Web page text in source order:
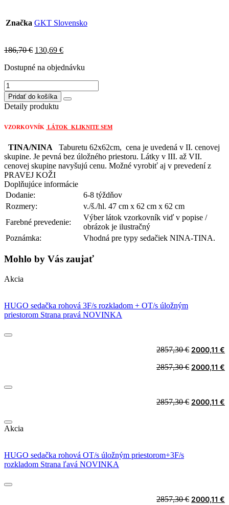
Značka GKT Slovensko
186,70€ Original
was:
130,69 €Current
is:
Dostupné na objednávku
množstvo
NINA
taburetka
pevná
Pridať do košíka
Detaily produktu
VZORKOVNÍK LÁTOK KLIKNITE SEM
TINA/NINA Taburetu 62x62cm, cena je uvedená v II. cenovej
skupine. Je pevná bez úložného priestoru. Látky v III. až VII.
cenovej skupine navyšujú cenu. Možné vyrobiť aj v prevedení z
PRAVEJ KOŽI
Doplňujúce informácie
Dodanie:
6-8 týždňov
Rozmery:
v./š./hl. 47 cm x 62 cm x 62 cm
Farebné prevedenie:
Výber látok vzorkovník viď v popise /
obrázok je ilustračný
Poznámka:
Vhodná pre typy sedačiek NINA-TINA.
Mohlo by Vás zaujať
Akcia
HUGO sedačka rohová 3F/s rozkladom + OT/s úložným
priestorom Strana pravá NOVINKA
2857,30€ Original
was:
2000,11 €
2857,30€ Original
2000,11 €
2857,30€ Original
2000,11 €
Akcia
HUGO sedačka rohová OT/s úložným priestorom+3F/s
rozkladom Strana ľavá NOVINKA
2857,30€ Original
2000,11 €